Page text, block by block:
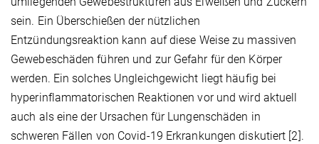
sein. Ein Überschießen der nützlichen
Entzündungsreaktion kann auf diese Weise zu massiven
Gewebeschäden führen und zur Gefahr für den Körper
werden. Ein solches Ungleichgewicht liegt häufig bei
hyperinflammatorischen Reaktionen vor und wird aktuell
auch als eine der Ursachen für Lungenschäden in
schweren Fällen von Covid-19 Erkrankungen diskutiert [2].